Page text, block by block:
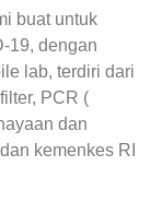
buat untuk
19, dengan
lab, terdiri dari
PCR (
dan
kemenkes RI